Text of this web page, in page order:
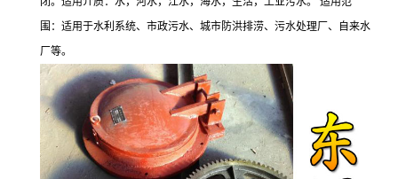
围：适用于水利系统、市政污水、城市防洪排涝、污水处理厂、自来水
厂等。